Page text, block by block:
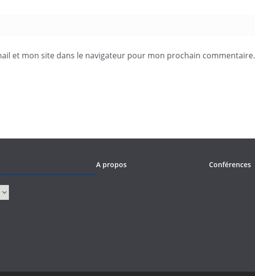
et mon site dans le navigateur pour mon prochain commentaire.
A propos Conférences